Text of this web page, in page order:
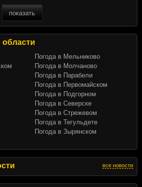
все новости
показать
области
Погода в Мельниково
Погода в Молчаново
Погода в Парабели
Погода в Первомайском
Погода в Подгорном
Погода в Северске
Погода в Стрежевом
Погода в Тегульдете
Погода в Зырянском